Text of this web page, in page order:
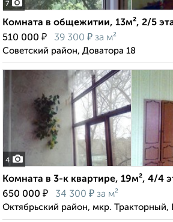
7
Комната в общежитии, 13м², 2/5
510 000 ₽ 39 300 ₽ за м²
Советский район, Доватора 18
4
Комната в 3-к квартире, 19м², 4/4
650 000 ₽ 34 300 ₽ за м²
Октябрьский район, мкр. Тракторный,